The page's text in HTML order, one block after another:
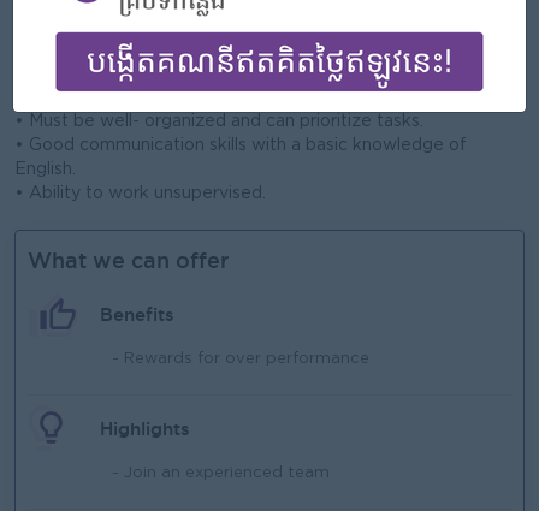
• Physically capable and available to work overtime including
weekends, public holidays, and evenings.
• Must be well- organized and can prioritize tasks.
• Good communication skills with a basic knowledge of
English.
• Ability to work unsupervised.
What we can offer
Benefits
- Rewards for over performance
Highlights
- Join an experienced team